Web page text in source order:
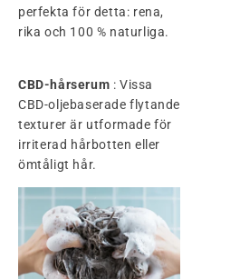
perfekta för detta: rena,
rika och 100 % naturliga.
CBD-hårserum : Vissa
CBD-oljebaserade flytande
texturer är utformade för
irriterad hårbotten eller
ömtåligt hår.